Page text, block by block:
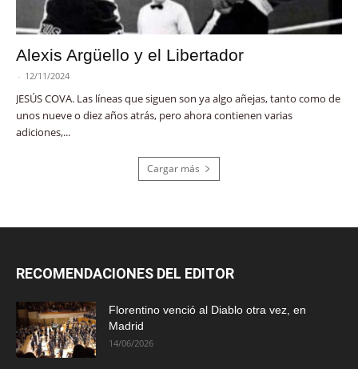
Alexis Argüello y el Libertador
- 12/11/2024
JESÚS COVA. Las líneas que siguen son ya algo añejas, tanto como de
unos nueve o diez años atrás, pero ahora contienen varias
adiciones,...
Cargar más
RECOMENDACIONES DEL EDITOR
Florentino venció al Diablo otra vez, en
Madrid
14/06/2026